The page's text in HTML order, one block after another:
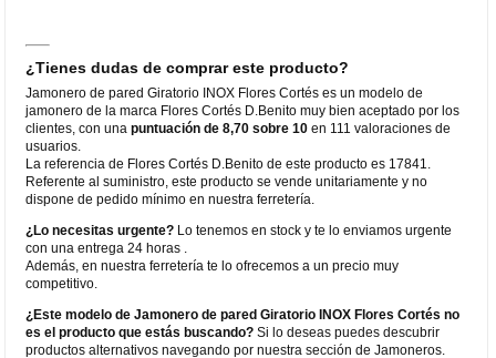
¿Tienes dudas de comprar este producto?
Jamonero de pared Giratorio INOX Flores Cortés es un modelo de
jamonero de la marca Flores Cortés D.Benito muy bien aceptado por los
clientes, con unapuntuación de 8,70 sobre 10 en 111 valoraciones de
usuarios.
La referencia de Flores Cortés D.Benito de este producto es 17841.
Referente al suministro, este producto se vende unitariamente y no
dispone de pedido mínimo en nuestra ferretería.
¿Lo necesitas urgente? Lo tenemos en stock y te lo enviamos urgente
con una entrega 24 horas .
Además, en nuestra ferretería te lo ofrecemos a un precio muy
competitivo.
¿Este modelo de Jamonero de pared Giratorio INOX Flores Cortés no
es el producto que estás buscando? Si lo deseas puedes descubrir
productos alternativos navegando por nuestra sección de Jamoneros.